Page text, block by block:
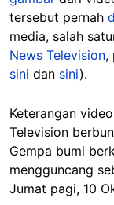
tersebut pernah
media, salah
News Television,
sini dan sini).
Keterangan
Television
Gempa bumi
mengguncang
Jumat pagi, 10